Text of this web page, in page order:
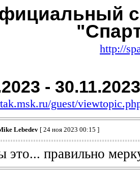
http://
- 30.11.2023
guest/
Lebedev[ 24 ноя 2023 00:15 ]
это... правильно